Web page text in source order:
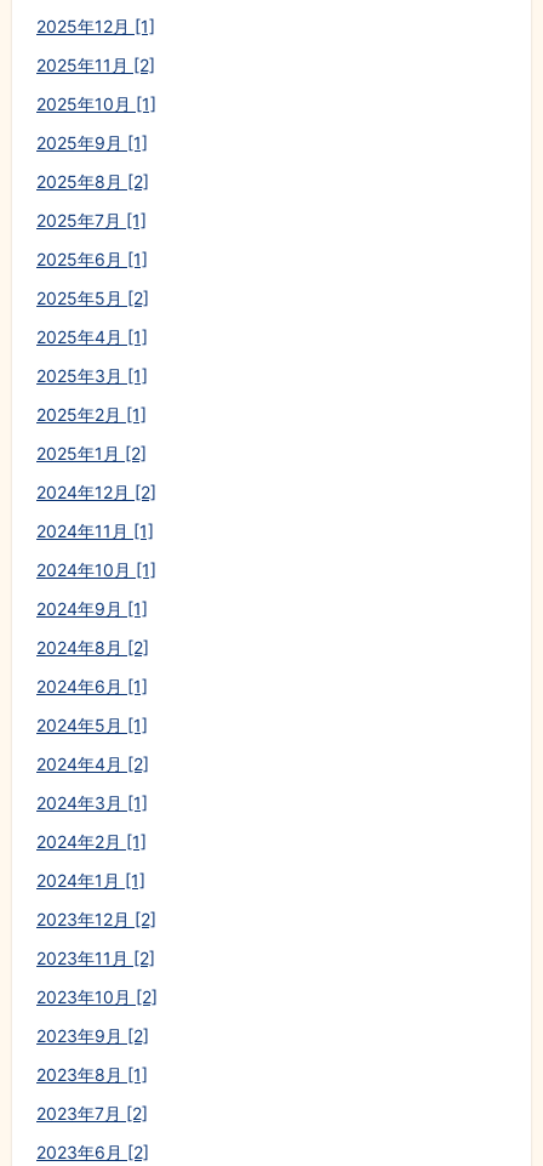
2025年12月 [1]
2025年11月 [2]
2025年10月 [1]
2025年9月 [1]
2025年8月 [2]
2025年7月 [1]
2025年6月 [1]
2025年5月 [2]
2025年4月 [1]
2025年3月 [1]
2025年2月 [1]
2025年1月 [2]
2024年12月 [2]
2024年11月 [1]
2024年10月 [1]
2024年9月 [1]
2024年8月 [2]
2024年6月 [1]
2024年5月 [1]
2024年4月 [2]
2024年3月 [1]
2024年2月 [1]
2024年1月 [1]
2023年12月 [2]
2023年11月 [2]
2023年10月 [2]
2023年9月 [2]
2023年8月 [1]
2023年7月 [2]
2023年6月 [2]